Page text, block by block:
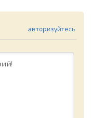
авторизуйтесь